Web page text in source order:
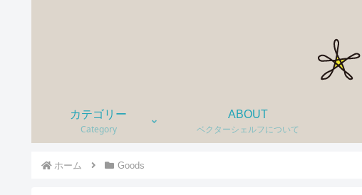
カテゴリー
Category
ABOUT
ベクターシェルフについて
ホーム Goods